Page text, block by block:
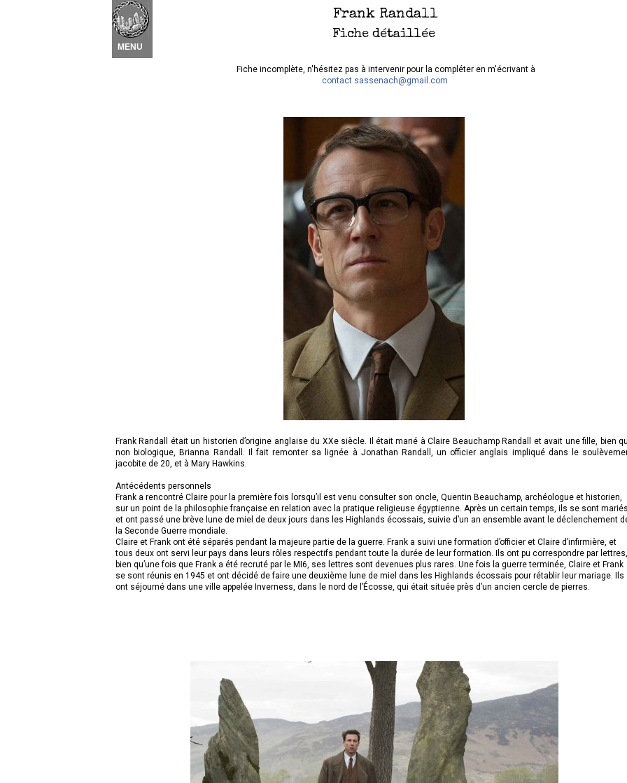
MENU
Nouvel élément
Frank Randall était un historien d’origine anglaise du XXe siècle. Il était marié à Claire Beauchamp Randall et avait une fille, bien
non biologique, Brianna Randall. Il fait remonter sa lignée à Jonathan Randall, un officier anglais impliqué dans le
jacobite de 20, et à Mary Hawkins.
Antécédents personnels
Frank a rencontré Claire pour la première fois lorsqu’il est venu consulter son oncle, Quentin Beauchamp, archéologue et historien,
sur un point de la philosophie française en relation avec la pratique religieuse égyptienne. Après un certain temps, ils se sont mariés
et ont passé une brève lune de miel de deux jours dans les Highlands écossais, suivie d’un an ensemble avant le déclenchement
la Seconde Guerre mondiale.
Claire et Frank ont été séparés pendant la majeure partie de la guerre. Frank a suivi une formation d’officier et Claire d’infirmière, et
tous deux ont servi leur pays dans leurs rôles respectifs pendant toute la durée de leur formation. Ils ont pu correspondre par lettres,
bien qu’une fois que Frank a été recruté par le MI6, ses lettres sont devenues plus rares. Une fois la guerre terminée, Claire et Frank
se sont réunis en 1945 et ont décidé de faire une deuxième lune de miel dans les Highlands écossais pour rétablir leur mariage. Ils
ont séjourné dans une ville appelée Inverness, dans le nord de l’Écosse, qui était située près d’un ancien cercle de pierres.
Frank Randall
Fiche détaillée
Fiche incomplète, n'hésitez pas à intervenir pour la compléter en m'écrivant à
contact.sassenach@gmail.com